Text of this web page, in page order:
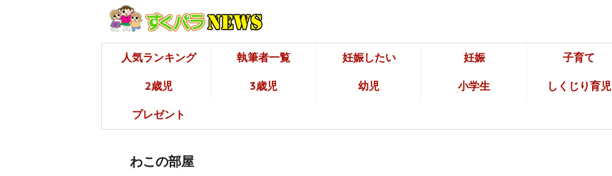
人気ランキング 執筆者一覧 妊娠したい 妊娠 子育て
2歳児 3歳児 幼児 小学生 しくじり育児
プレゼント
わこの部屋